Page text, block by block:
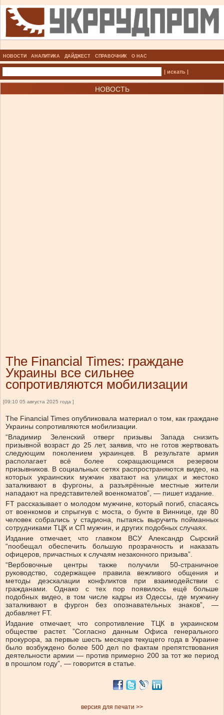
НОВОСТИ АНАЛИТИКА ДАЙДЖЕСТ СПРАВОЧНИК О НАС
| искать |
НОВОСТЬ
The Financial Times: граждане
Украины все сильнее
сопротивляются мобилизации
[09:10 05 августа 2025 года ]
The Financial Times опубликовала материал о том, как граждане
Украины сопротивляются мобилизации.
“Владимир Зеленский отверг призывы Запада снизить
призывной возраст до 25 лет, заявив, что не готов жертвовать
следующим поколением украинцев. В результате армия
располагает всё более сокращающимся резервом
призывников. В социальных сетях распространяются видео, на
которых украинских мужчин хватают на улицах и жестоко
заталкивают в фургоны, а разъярённые местные жители
нападают на представителей военкоматов”, — пишет издание.
FT рассказывает о молодом мужчине, который погиб, спасаясь
от военкомов и спрыгнув с моста, о бунте в Виннице, где 80
человек собрались у стадиона, пытаясь выручить пойманных
сотрудниками ТЦК и СП мужчин, и других подобных случаях.
Издание отмечает, что главком ВСУ Александр Сырский
“пообещал обеспечить большую прозрачность и наказать
офицеров, причастных к случаям незаконного призыва”.
“Вербовочные центры также получили 50-страничное
руководство, содержащее правила вежливого общения и
методы деэскалации конфликтов при взаимодействии с
гражданами. Однако с тех пор появилось ещё больше
подобных видео, в том числе кадры из Одессы, где мужчину
заталкивают в фургон без опознавательных знаков”, —
добавляет FT.
Издание отмечает, что сопротивление ТЦК в украинском
обществе растет. ”Согласно данным Офиса генерального
прокурора, за первые шесть месяцев текущего года в Украине
было возбуждено более 500 дел по фактам препятствования
деятельности армии — против примерно 200 за тот же период
в прошлом году”, — говорится в статье.
версия для печати >>